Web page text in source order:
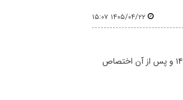
۱۴۰۵/۰۴/۲۲ ۱۵:۰۷
بر اساس اعلام دانشگاه الزهرا(س)؛ خوابگاه تابستان به دانشجویان مقطع دکتری ورودی ۱۴۰۰ و پس از آن اختصاص